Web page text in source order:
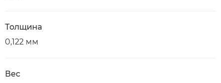
Толщина
0,122 мм
Вес